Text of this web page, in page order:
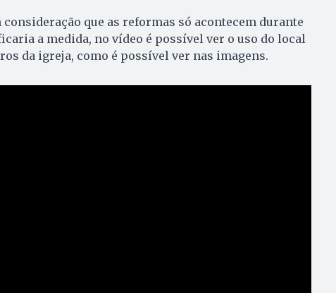
consideração que as reformas só acontecem durante
a medida, no vídeo é possível ver o uso do local
da igreja, como é possível ver nas imagens.